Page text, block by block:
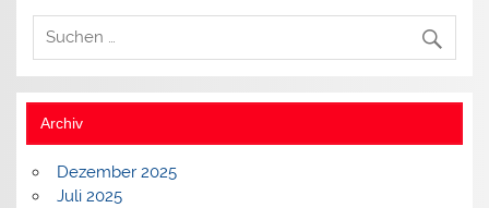
Archiv
Dezember 2025
Juli 2025